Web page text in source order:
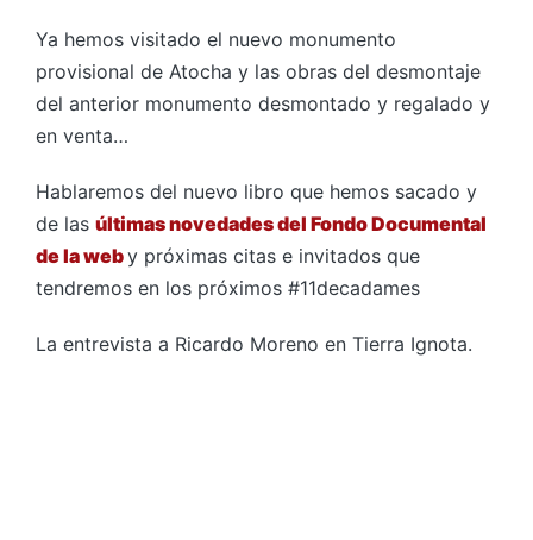
Ya hemos visitado el nuevo monumento
provisional de Atocha y las obras del desmontaje
del anterior monumento desmontado y regalado y
en venta…
Hablaremos del nuevo libro que hemos sacado y
de las últimas novedades del Fondo Documental
de la weby próximas citas e invitados que
tendremos en los próximos #11decadames
La entrevista a Ricardo Moreno en Tierra Ignota.